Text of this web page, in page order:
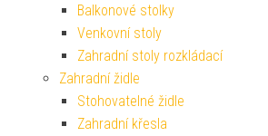
Balkonové stolky
Venkovní stoly
Zahradní stoly rozkládací
Zahradní židle
Stohovatelné židle
Zahradní křesla